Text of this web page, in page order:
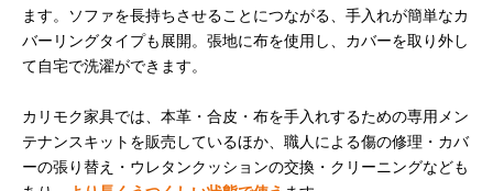
ます。ソファを長持ちさせることにつながる、手入れが簡単なカ
バーリングタイプも展開。張地に布を使用し、カバーを取り外し
て自宅で洗濯ができます。
カリモク家具では、本革・合皮・布を手入れするための専用メン
テナンスキットを販売しているほか、職人による傷の修理・カバ
ーの張り替え・ウレタンクッションの交換・クリーニングなども